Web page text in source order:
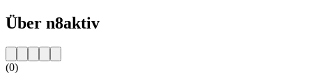
Über n8aktiv
(0)